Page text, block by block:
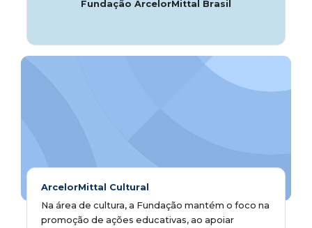
Fundação ArcelorMittal Brasil
ArcelorMittal Cultural
Na área de cultura, a Fundação mantém o foco na
promoção de ações educativas, ao apoiar